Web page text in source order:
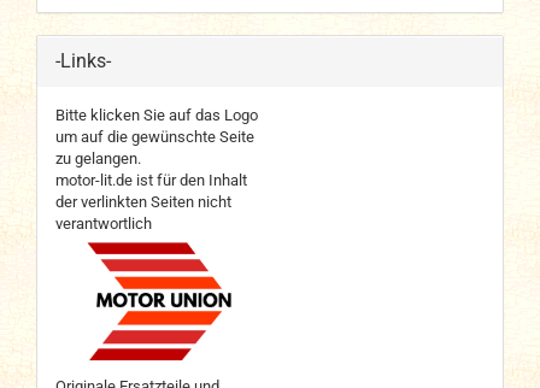
-Links-
Bitte klicken Sie auf das Logo
um auf die gewünschte Seite
zu gelangen.
motor-lit.de ist für den Inhalt
der verlinkten Seiten nicht
verantwortlich